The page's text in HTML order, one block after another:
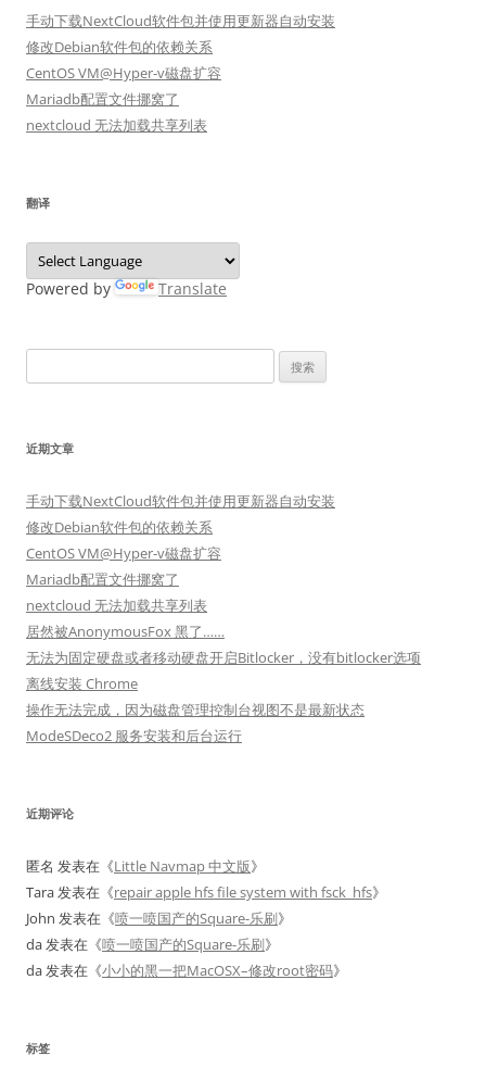
手动下载NextCloud软件包并使用更新器自动安装
修改Debian软件包的依赖关系
CentOS VM@Hyper-v磁盘扩容
Mariadb配置文件挪窝了
nextcloud 无法加载共享列表
翻译
Powered by Translate
索：
近期文章
手动下载NextCloud软件包并使用更新器自动安装
修改Debian软件包的依赖关系
CentOS VM@Hyper-v磁盘扩容
Mariadb配置文件挪窝了
nextcloud 无法加载共享列表
居然被AnonymousFox 黑了……
无法为固定硬盘或者移动硬盘开启Bitlocker，没有bitlocker选项
离线安装 Chrome
操作无法完成，因为磁盘管理控制台视图不是最新状态
ModeSDeco2 服务安装和后台运行
近期评论
匿名 发表在《Little Navmap 中文版》
Tara发表在《repair apple hfs file system with fsck_hfs》
John 发表在《喷一喷国产的Square-乐刷》
da发表在《喷一喷国产的Square-乐刷》
da发表在《小小的黑一把MacOSX–修改root密码》
标签